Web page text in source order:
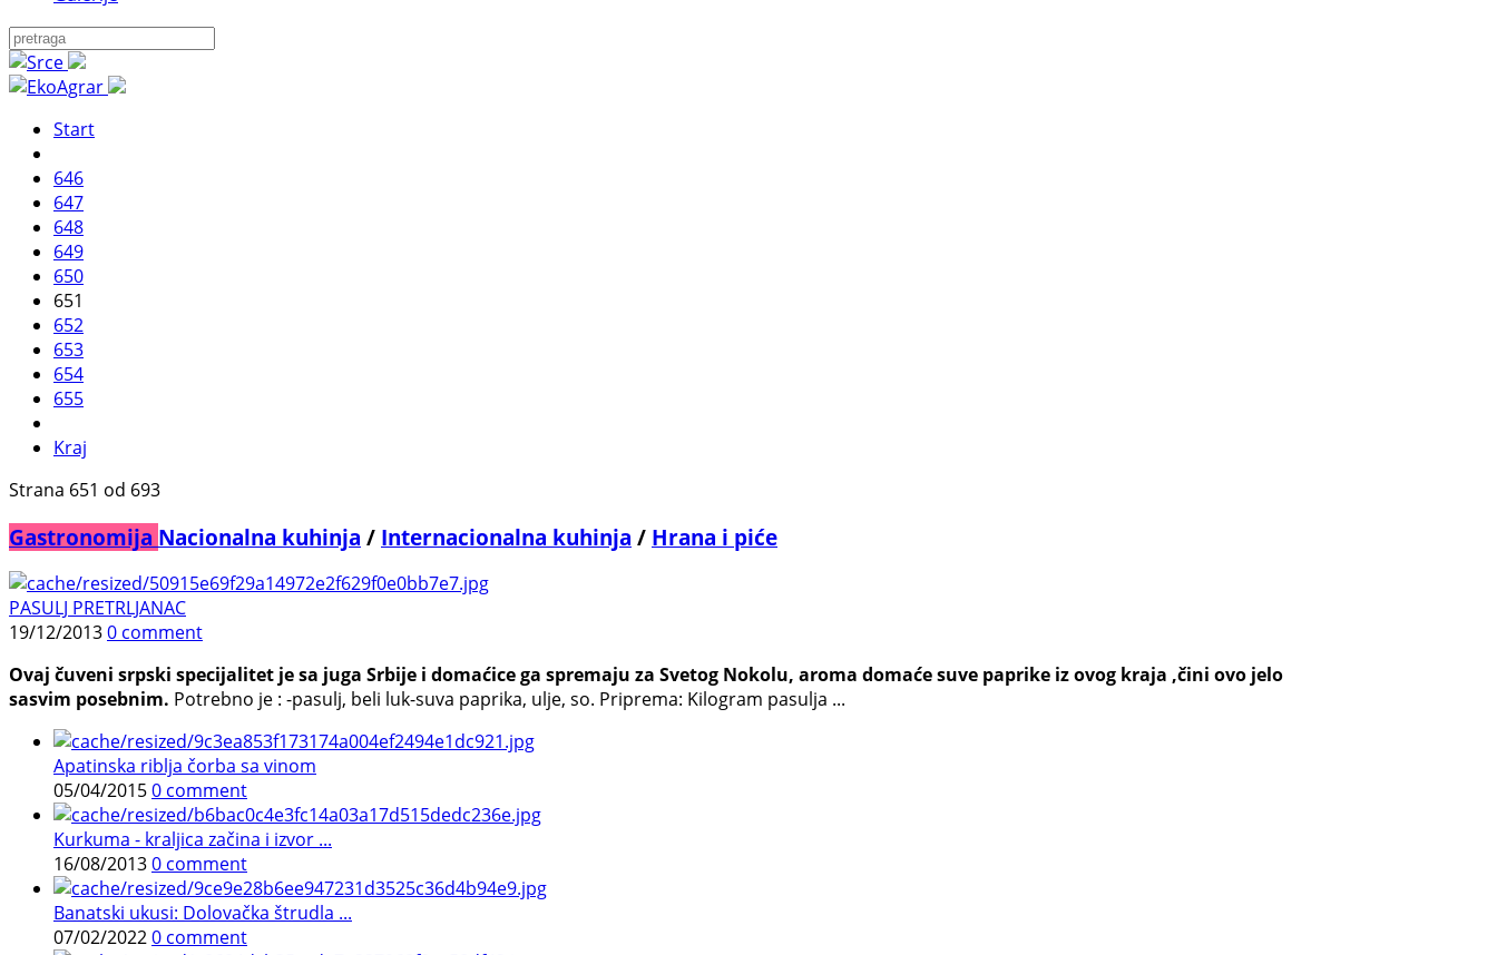
Start
646
647
648
649
650
651
652
653
654
655
Kraj
Strana 651 od 693
Gastronomija Nacionalna kuhinja / Internacionalna kuhinja / Hrana i piće
PASULJ PRETRLJANAC
19/12/20130 comment
Ovaj čuveni srpski specijalitet je sa juga Srbije i domaćice ga spremaju za Svetog Nokolu, aroma domaće suve paprike iz ovog kraja ,čini ovo jelo
sasvim posebnim. Potrebno je : -pasulj, beli luk-suva paprika, ulje, so. Priprema: Kilogram pasulja ...
Apatinska riblja čorba sa vinom
05/04/20150 comment
Kurkuma - kraljica začina i izvor ...
16/08/20130 comment
Banatski ukusi: Dolovačka štrudla ...
07/02/20220 comment